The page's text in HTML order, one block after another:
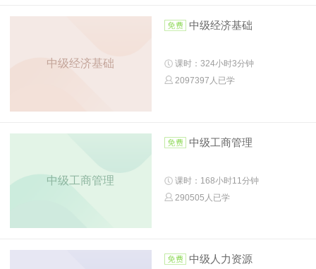
中级经济基础
中级经济基础
课时：324小时3分钟
2097397人已学
中级工商管理
中级工商管理
课时：168小时11分钟
290505人已学
中级人力资源